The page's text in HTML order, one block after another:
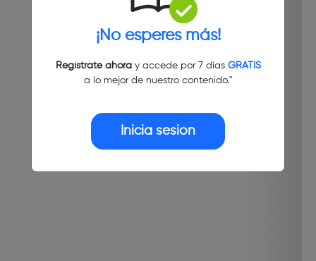
¡No esperes más!
Regístrate ahoray accede por 7 días GRATIS
a lo mejor de nuestro contenido."
Inicia sesión